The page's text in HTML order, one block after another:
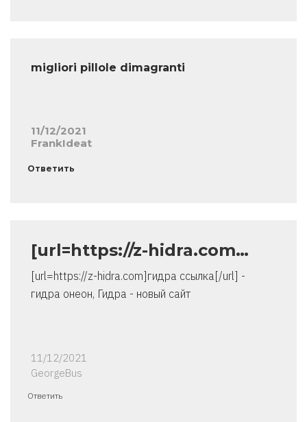
migliori pillole dimagranti
11/12/2021
FrankIdeat
Ответить
[url=https://z-hidra.com…
[url=https://z-hidra.com]гидра ссылка[/url] -
гидра онеон, Гидра - новый сайт
11/12/2021
GeorgeBus
Ответить